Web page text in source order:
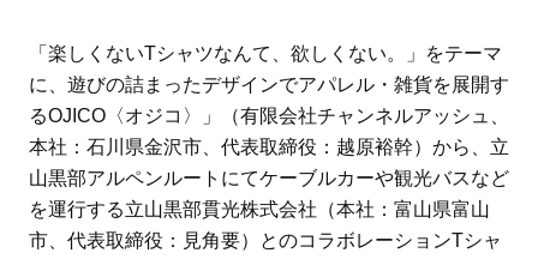
ママとパパに贈る「ジェンダーレ
ス学」
人気の40代髪型・ヘア
タログ
「楽しくないTシャツなんて、欲しくない。」をテーマ
に、遊びの詰まったデザインでアパレル・雑貨を展開す
るOJICO〈オジコ〉」（有限会社チャンネルアッシュ、
本社：石川県金沢市、代表取締役：越原裕幹）から、立
山黒部アルペンルートにてケーブルカーや観光バスなど
を運行する立山黒部貫光株式会社（本社：富山県富山
市、代表取締役：見角要）とのコラボレーションTシャ